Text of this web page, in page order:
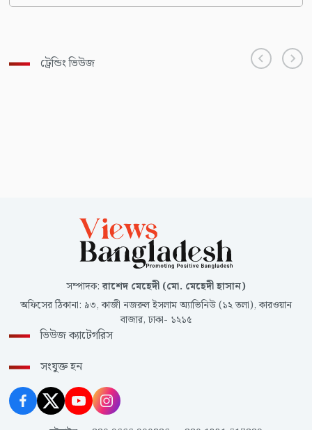
ট্রেন্ডিং ভিউজ
সম্পাদক:রাশেদ মেহেদী (মো. মেহেদী হাসান)
অফিসের ঠিকানা: ৯৩, কাজী নজরুল ইসলাম অ্যাভিনিউ (১২ তলা), কারওয়ান
বাজার, ঢাকা- ১২১৫
ভিউজ ক্যাটেগরিস
সংযুক্ত হন